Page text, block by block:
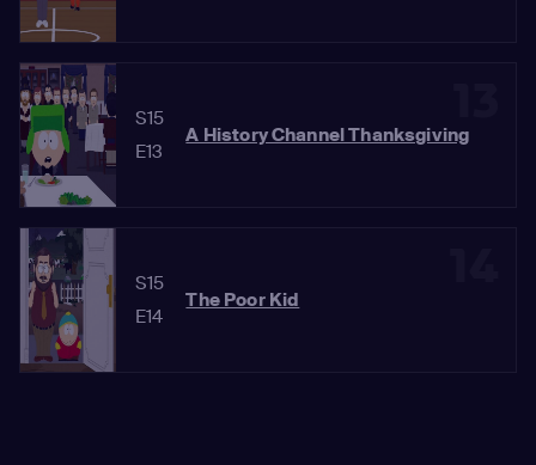
S15
E13
A History Channel Thanksgiving
S15
E14
The Poor Kid